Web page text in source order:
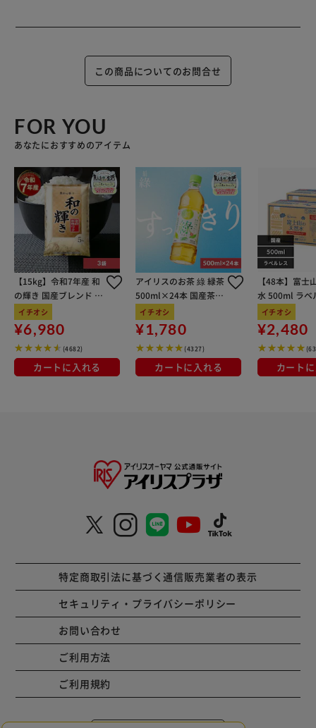
この商品についてのお問合せ
FOR YOU
あなたにおすすめのアイテム
【15kg】令和7年産 和
の輝き 国産ブレンド 5
kg×3袋
イチオシ
¥6,980
(4682)
カートに入れる
アイリスのお茶 綠 緑茶
500ml×24本 国産茶葉
100％使用
イチオシ
¥1,780
(4327)
カートに入れる
【48本】富士
水 500ml ラベ
イチオシ
¥2,480
カート
特定商取引法に基づく通信販売業者の表示
セキュリティ・プライバシーポリシー
お問い合わせ
ご利用方法
ご利用規約